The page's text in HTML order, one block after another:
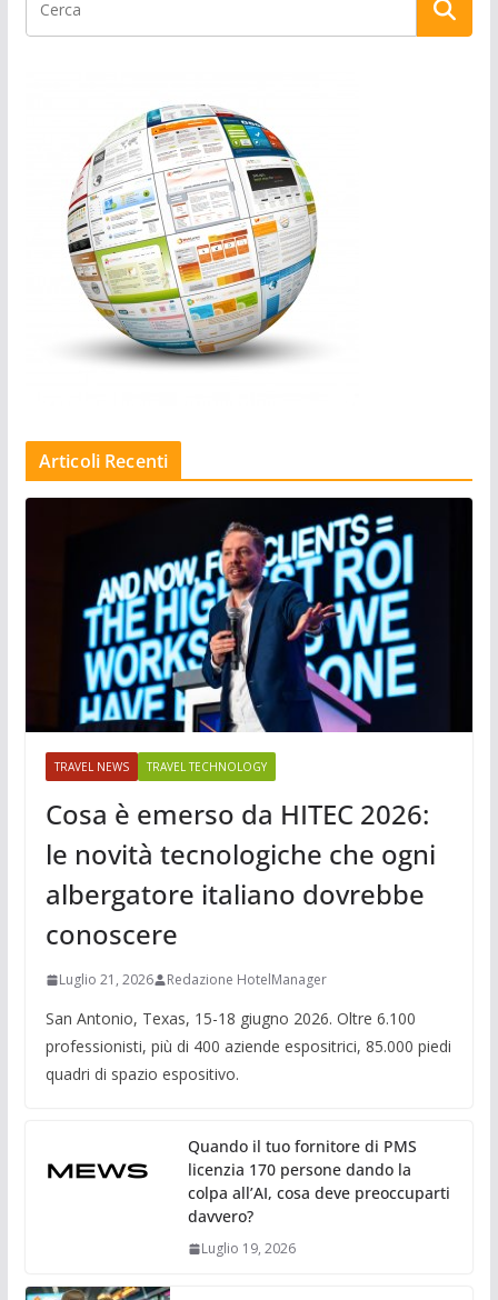
Articoli Recenti
TRAVEL NEWS TRAVEL TECHNOLOGY
Cosa è emerso da HITEC 2026:
le novità tecnologiche che ogni
albergatore italiano dovrebbe
conoscere
Luglio 21, 2026 Redazione HotelManager
San Antonio, Texas, 15-18 giugno 2026. Oltre 6.100
professionisti, più di 400 aziende espositrici, 85.000 piedi
quadri di spazio espositivo.
Quando il tuo fornitore di PMS
licenzia 170 persone dando la
colpa all’AI, cosa deve preoccuparti
davvero?
Luglio 19, 2026